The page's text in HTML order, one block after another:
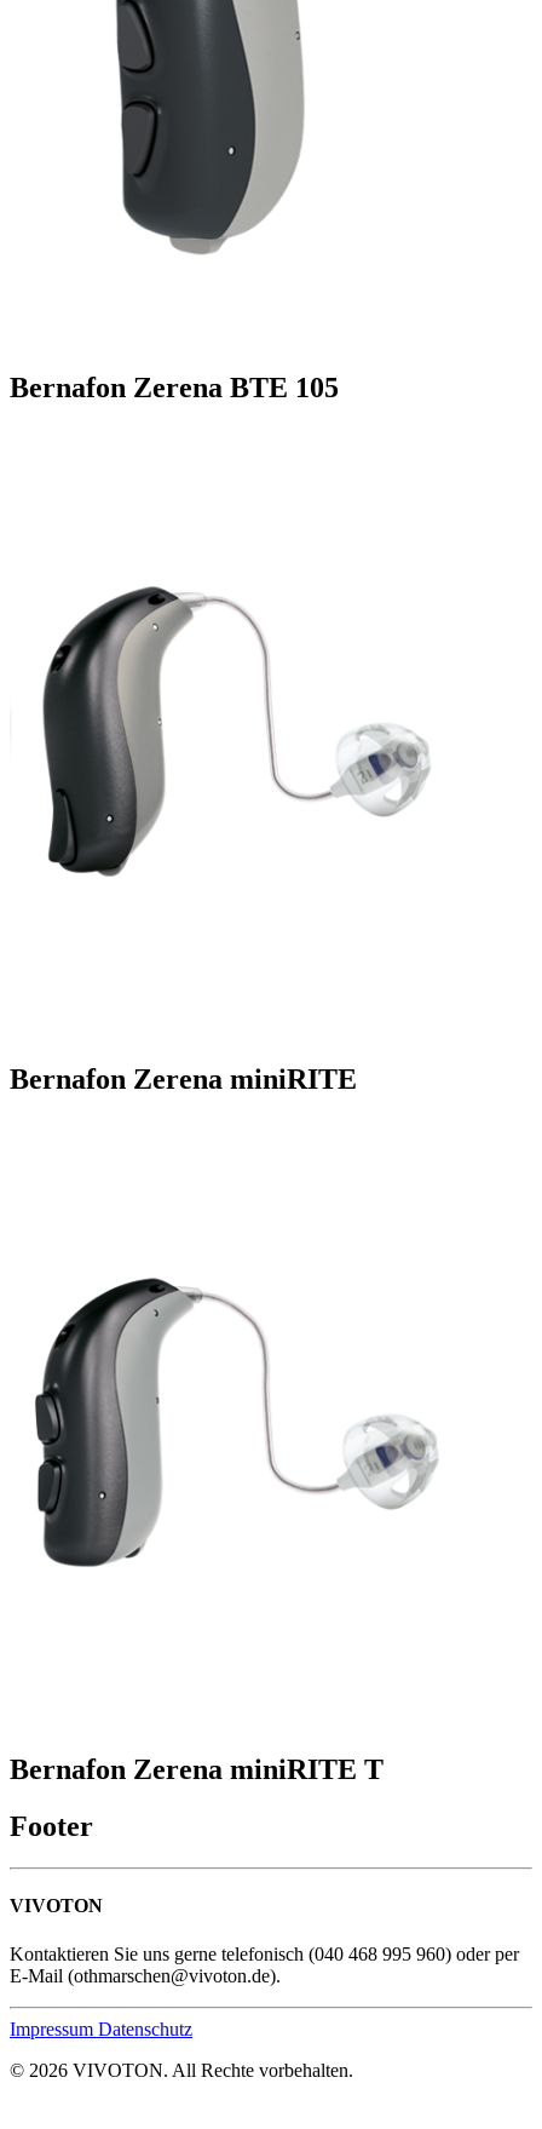
Bernafon Zerena BTE 105
Bernafon Zerena miniRITE
Bernafon Zerena miniRITE T
Footer
VIVOTON
Kontaktieren Sie uns gerne telefonisch (040 468 995 960) oder per
E-Mail (othmarschen@vivoton.de).
Impressum Datenschutz
© 2026 VIVOTON. All Rechte vorbehalten.